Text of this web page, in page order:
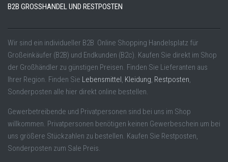
B2B GROSSHANDEL UND RESTPOSTEN
Wir sind ein individueller B2B Online Shopping Handelsplatz für
Großeinkäufer (B2B) und Endkunden (B2c). Kaufen Sie direkt im Shop
der Großhändler zu günstigen Preisen. Finden Sie Lieferanten aus
Ihrer Region. Finden Sie Lebensmittel , Kleidung, Restposten,
Sonderposten alle hier direkt online bestellen.
Gewerbetreibende und Privatpersonen sind bei uns im Shop
willkommen. Privatpersonen benötigen keinen Gewerbeschein um bei
uns größere Stückzahlen zu bestellen. Kaufen Sie Restposten,
Sonderposten zum Sale Preis.